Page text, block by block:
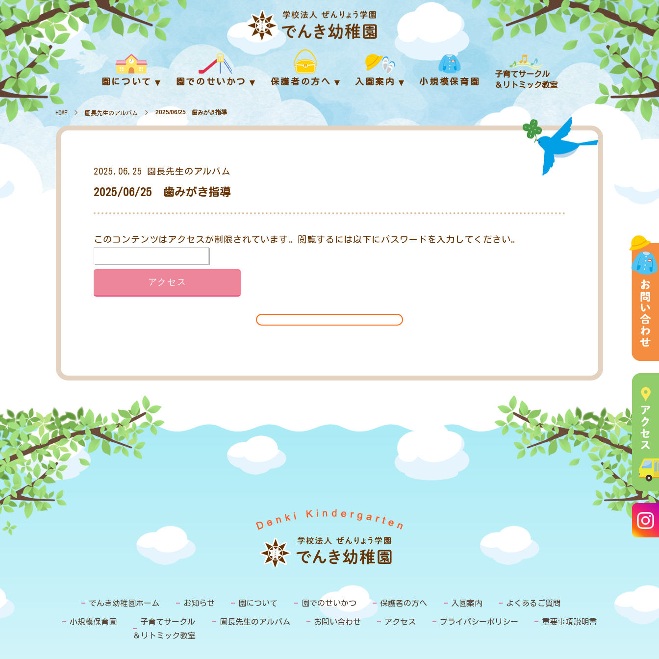
園について 園でのせいかつ 保護者の方へ 入園案内 小規模保育園
子育てサークル
＆リトミック教室
HOME > 園長先生のアルバム > 2025/06/25 歯みがき指導
2025.06.25 園長先生のアルバム
2025/06/25 歯みがき指導
このコンテンツはアクセスが制限されています。閲覧するには以下にパスワードを入力してください。
でんき幼稚園ホーム お知らせ 園について 園でのせいかつ 保護者の方へ 入園案内 よくあるご質問
小規模保育園
子育てサークル
＆リトミック教室
園長先生のアルバム お問い合わせ アクセス プライバシーポリシー 重要事項説明書